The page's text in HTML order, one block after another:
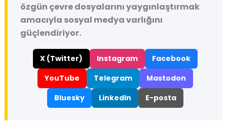
özgün çevre dosyalarını yaygınlaştırmak
amacıyla sosyal medya varlığını
güçlendiriyor.
X (Twitter) Instagram
Facebook
YouTube
Telegram
Mastodon
Bluesky
LinkedIn E-posta